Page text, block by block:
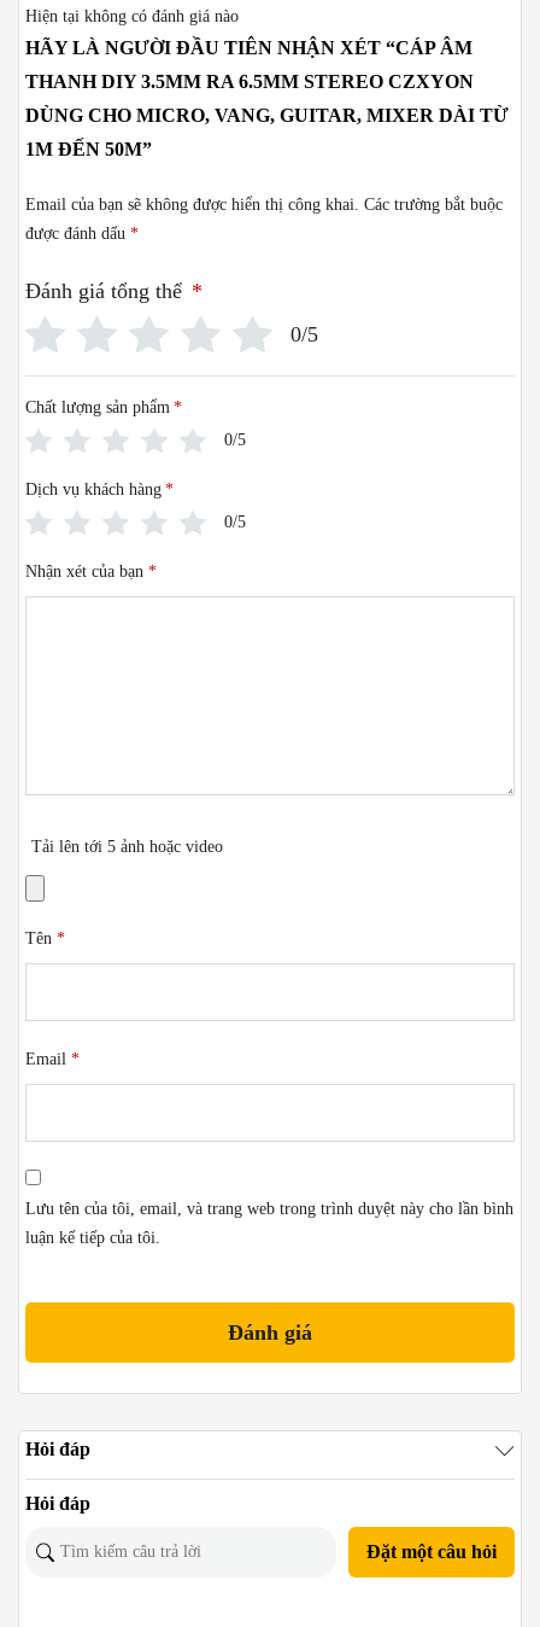
Hiện tại không có đánh giá nào
HÃY LÀ NGƯỜI ĐẦU TIÊN NHẬN XÉT “CÁP ÂM
THANH DIY 3.5MM RA 6.5MM STEREO CZXYON
DÙNG CHO MICRO, VANG, GUITAR, MIXER DÀI TỪ
1M ĐẾN 50M”
Email của bạn sẽ không được hiển thị công khai. Các trường bắt buộc
được đánh dấu *
Đánh giá tổng thể *
0/5
Chất lượng sản phẩm *
0/5
Dịch vụ khách hàng *
0/5
Nhận xét của bạn *
Tải lên tới 5 ảnh hoặc video
Tên *
Email *
Lưu tên của tôi, email, và trang web trong trình duyệt này cho lần bình
luận kế tiếp của tôi.
Hỏi đáp
Hỏi đáp
Đặt một câu hỏi